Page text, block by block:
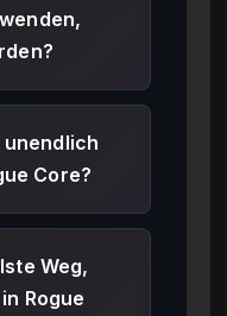
unendlich
Core?
Weg,
Rogue